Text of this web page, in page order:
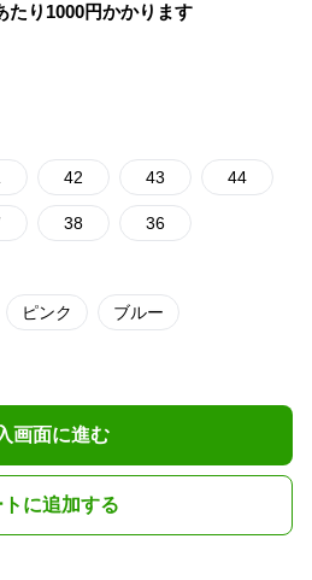
たり 1000円かかります
42 43 44
38 36
ピンク ブルー
画面に進む
トに追加する